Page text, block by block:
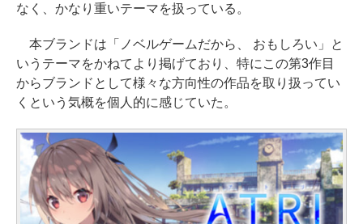
なく、かなり重いテーマを扱っている。
本ブランドは「ノベルゲームだから、 おもしろい」と
いうテーマをかねてより掲げており、特にこの第3作目
からブランドとして様々な方向性の作品を取り扱ってい
くという気概を個人的に感じていた。